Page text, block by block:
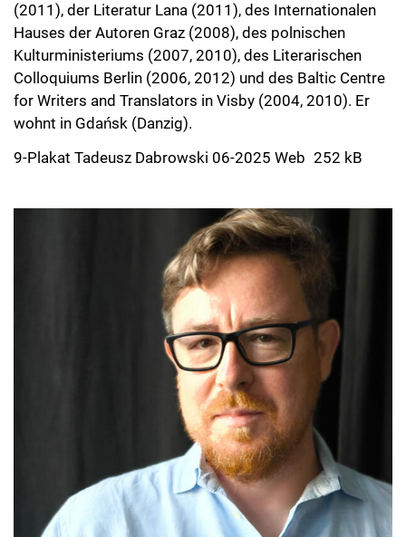
(2011), der Literatur Lana (2011), des Internationalen
Hauses der Autoren Graz (2008), des polnischen
Kulturministeriums (2007, 2010), des Literarischen
Colloquiums Berlin (2006, 2012) und des Baltic Centre
for Writers and Translators in Visby (2004, 2010). Er
wohnt in Gdańsk (Danzig).
9-Plakat Tadeusz Dabrowski 06-2025 Web 252 kB